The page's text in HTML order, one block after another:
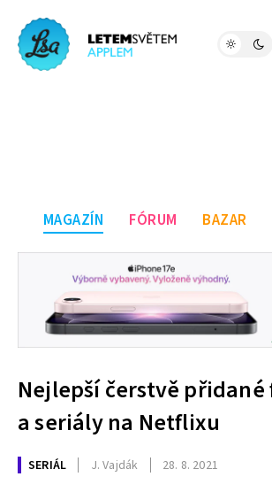
MAGAZÍN FÓRUM BAZAR
Nejlepší čerstvě
a seriály na Netflixu
SERIÁL J. Vajdák 28. 8. 2021